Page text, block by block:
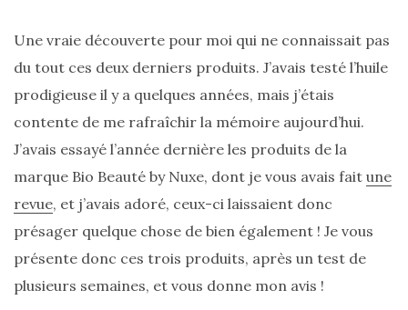
Une vraie découverte pour moi qui ne connaissait pas
du tout ces deux derniers produits. J’avais testé l’huile
prodigieuse il y a quelques années, mais j’étais
contente de me rafraîchir la mémoire aujourd’hui.
J’avais essayé l’année dernière les produits de la
marque Bio Beauté by Nuxe, dont je vous avais fait une
revue, et j’avais adoré, ceux-ci laissaient donc
présager quelque chose de bien également ! Je vous
présente donc ces trois produits, après un test de
plusieurs semaines, et vous donne mon avis !